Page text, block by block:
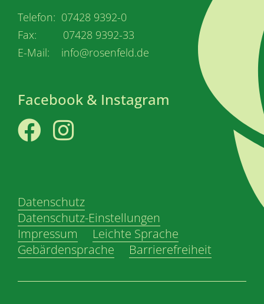
Telefon: 07428 9392-0
Fax: 07428 9392-33
E-Mail: info@rosenfeld.de
Facebook & Instagram
Datenschutz
Datenschutz-Einstellungen
Impressum
Leichte Sprache
Gebärdensprache
Barrierefreiheit